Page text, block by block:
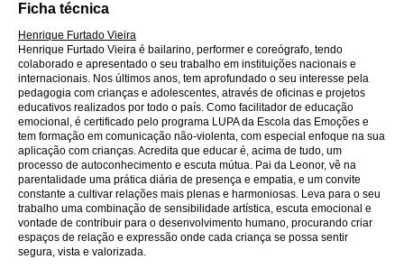
Ficha técnica
Henrique Furtado Vieira
Henrique Furtado Vieira é bailarino, performer e coreógrafo, tendo
colaborado e apresentado o seu trabalho em instituições nacionais e
internacionais. Nos últimos anos, tem aprofundado o seu interesse pela
pedagogia com crianças e adolescentes, através de oficinas e projetos
educativos realizados por todo o país. Como facilitador de educação
emocional, é certificado pelo programa LUPA da Escola das Emoções e
tem formação em comunicação não-violenta, com especial enfoque na sua
aplicação com crianças. Acredita que educar é, acima de tudo, um
processo de autoconhecimento e escuta mútua. Pai da Leonor, vê na
parentalidade uma prática diária de presença e empatia, e um convite
constante a cultivar relações mais plenas e harmoniosas. Leva para o seu
trabalho uma combinação de sensibilidade artística, escuta emocional e
vontade de contribuir para o desenvolvimento humano, procurando criar
espaços de relação e expressão onde cada criança se possa sentir
segura, vista e valorizada.